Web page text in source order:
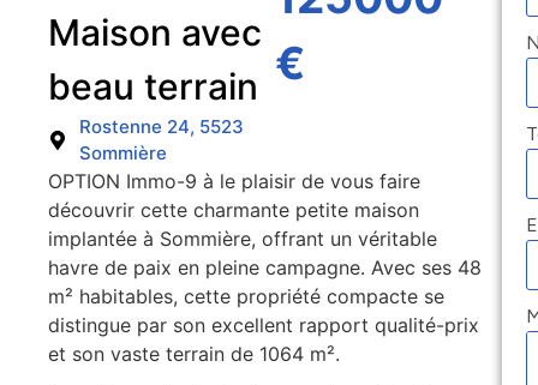
Maison avec
beau terrain
Rostenne 24, 5523
Sommière
€
OPTION Immo-9 à le plaisir de vous faire
découvrir cette charmante petite maison
implantée à Sommière, offrant un véritable
havre de paix en pleine campagne. Avec ses 48
m² habitables, cette propriété compacte se
distingue par son excellent rapport qualité-prix
et son vaste terrain de 1064 m².